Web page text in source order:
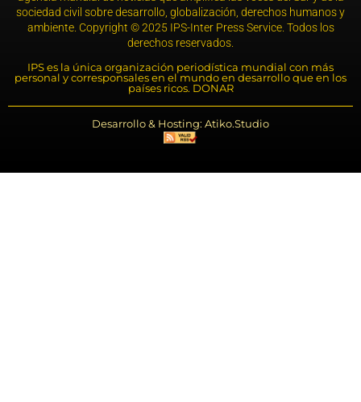
sociedad civil sobre desarrollo, globalización, derechos humanos y
ambiente. Copyright © 2025 IPS-Inter Press Service. Todos los
derechos reservados.
IPS es la única organización periodística mundial con más
personal y corresponsales en el mundo en desarrollo que en los
países ricos. DONAR
Desarrollo & Hosting: Atiko.Studio